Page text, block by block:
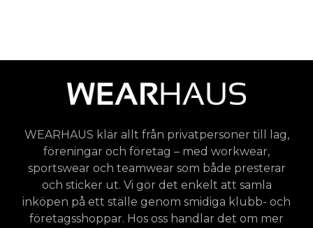
WEARHAUS klär allt från privatpersoner till lag,
föreningar och företag – med workwear,
sportswear och teamwear som både presterar
och sticker ut. Vi gör det enkelt att samla
inköpen på ett ställe genom smidiga klubb- och
företagsshoppar. Hos oss handlar det om mer